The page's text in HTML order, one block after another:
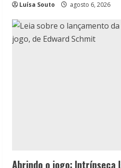
Luísa Souto agosto 6, 2026
Abrindo o jogo: Intrínseca